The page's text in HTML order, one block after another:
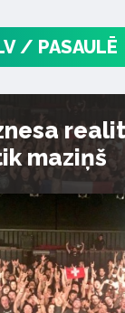
/ PASAULĒ
maziņš